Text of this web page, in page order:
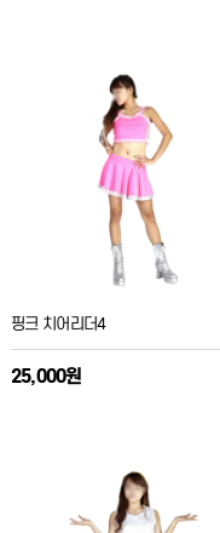
핑크 치어리더4
25,000원